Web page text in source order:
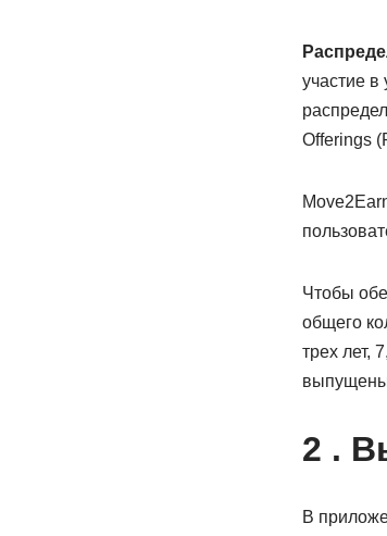
участие в
Offerings
Чтобы
общего
трех лет,
2 .
В